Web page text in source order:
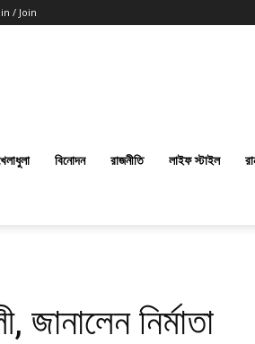
/ Join
বিনোদন রাজনীতি লাইফ স্টাইল
জানালেন নির্মাতা